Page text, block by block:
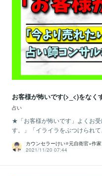
お客様が怖いです(>_<)をな
占い
★「お客様が怖いです」よくお
す。」「イライラをぶつけられ
カウンセラーけい⭐️元自衛官×作家
2021/11/20 07:44